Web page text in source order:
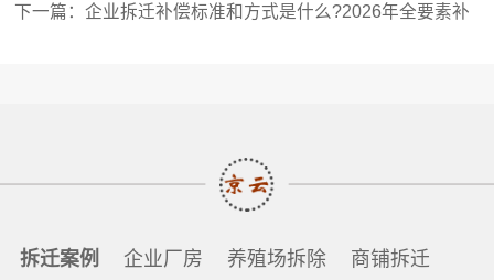
下一篇：企业拆迁补偿标准和方式是什么?2026年全要素补
拆迁案例 企业厂房 养殖场拆除 商铺拆迁